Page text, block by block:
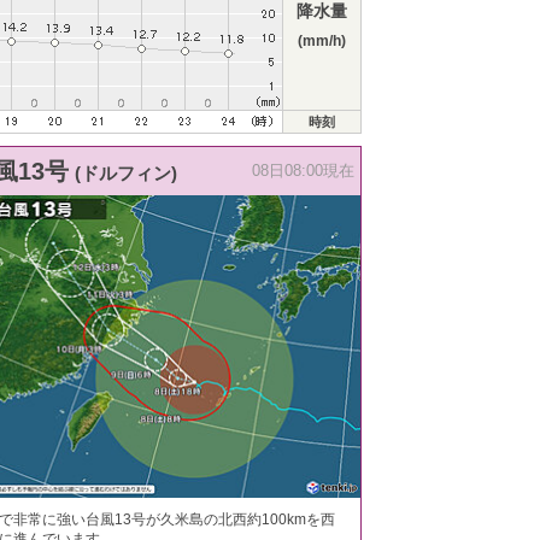
降水量
(mm/h)
時刻
13号 (ドルフィン) 08日08:00現在
非常に強い台風13号が久米島の北西約100kmを西